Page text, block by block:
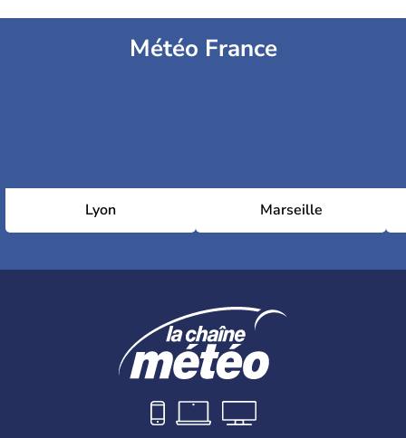
Météo France
Lyon Marseille